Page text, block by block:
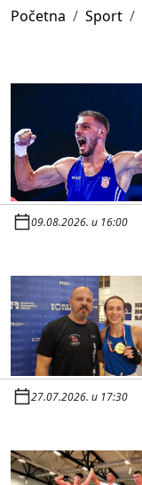
Početna Sport
09.08.2026. u 16:00
27.07.2026. u 17:30